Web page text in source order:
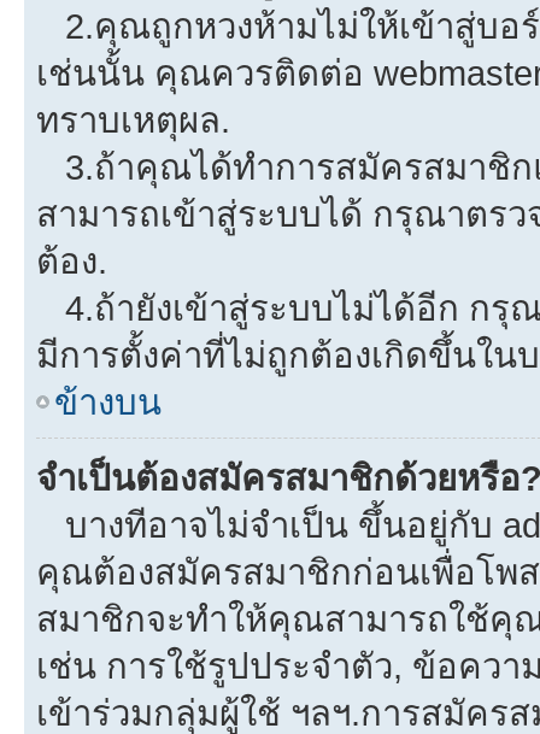
2.คุณถูกหวงห้ามไม่ให้เข้าสู่บอ
เช่นนั้น คุณควรติดต่อ
ทราบเหตุผล.
3.ถ้าคุณได้ทำการสมัครสมาชิ
สามารถเข้าสู่ระบบได้ กรุณาตรว
ต้อง.
4.ถ้ายังเข้าสู่ระบบไม่ได้อีก กรุ
มีการตั้งค่าที่ไม่ถูกต้องเกิดขึ้นใน
ข้างบน
จำเป็นต้องสมัครสมาชิกด้วยหรือ
บางทีอาจไม่จำเป็น ขึ้นอยู่กับ
คุณต้องสมัครสมาชิกก่อนเพื่อโพ
สมาชิกจะทำให้คุณสามารถใช้คุ
เช่น การใช้รูปประจำตัว, ข้อคว
เข้าร่วมกลุ่มผู้ใช้ ฯลฯ.การสมัคร